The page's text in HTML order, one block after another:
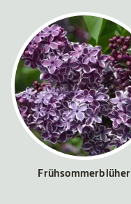
Frühsommerblüher